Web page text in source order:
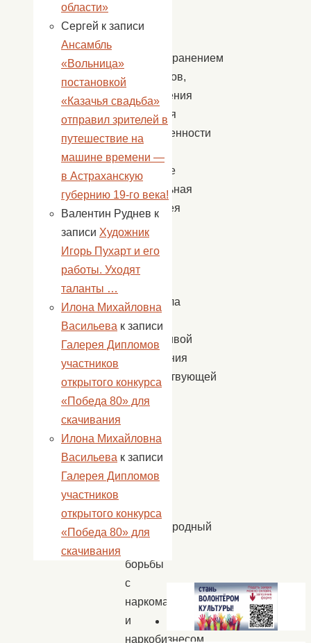
распространением
наркотиков,
привлечения
внимания
общественности
проблеме
Генеральная
ассамблея
выступила
инициативой
учреждения
соответствующей
тех
Международный
борьбы
с
наркоманией
и
наркобизнесом.
области»
Сергей к записи
Ансамбль
«Вольница»
постановкой
«Казачья свадьба»
отправил зрителей в
путешествие на
машине времени —
в Астраханскую
губернию 19-го века!
Валентин Руднев к
записи Художник
Игорь Пухарт и его
работы. Уходят
таланты …
Илона Михайловна
Васильева к записи
Галерея Дипломов
участников
открытого конкурса
«Победа 80» для
скачивания
Илона Михайловна
Васильева к записи
Галерея Дипломов
участников
открытого конкурса
«Победа 80» для
скачивания